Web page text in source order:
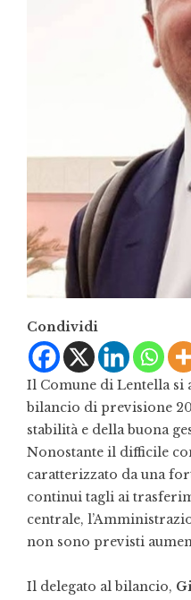
Condividi
Il Comune di Lentella si
bilancio di previsione
stabilità e della buona
Nonostante il difficile
caratterizzato da una
continui tagli ai
centrale,
non sono previsti
Il delegato al bilancio,